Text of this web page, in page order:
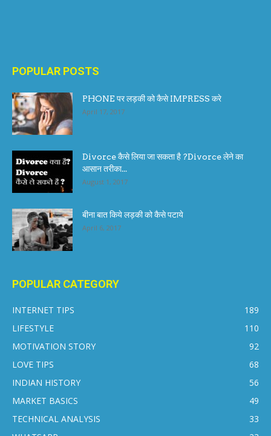
POPULAR POSTS
PHONE पर लड़की को कैसे IMPRESS करे
April 17, 2017
Divorce कैसे लिया जा सकता है ?Divorce लेने का
आसान तरीका...
August 1, 2017
बीना बात किये लड़की को कैसे पटाये
April 6, 2017
POPULAR CATEGORY
INTERNET TIPS
189
LIFESTYLE
110
MOTIVATION STORY
92
LOVE TIPS
68
INDIAN HISTORY
56
MARKET BASICS
49
TECHNICAL ANALYSIS
33